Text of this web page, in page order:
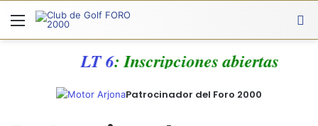
Menú
LT 6: Inscripciones abiertas
Patrocinador del Foro 2000